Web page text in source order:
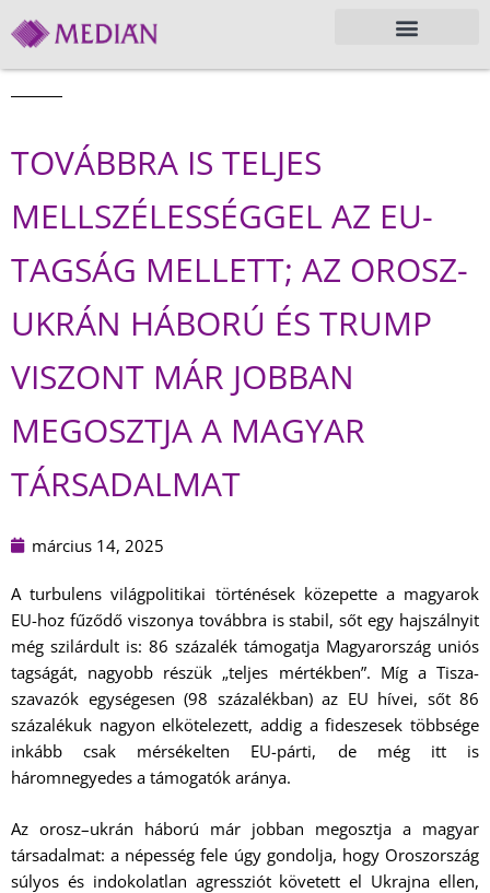
TOVÁBBRA IS TELJES
MELLSZÉLESSÉGGEL AZ EU-
TAGSÁG MELLETT; AZ OROSZ-
UKRÁN HÁBORÚ ÉS TRUMP
VISZONT MÁR JOBBAN
MEGOSZTJA A MAGYAR
TÁRSADALMAT
március 14, 2025
A turbulens világpolitikai történések közepette a magyarok
EU-hoz fűződő viszonya továbbra is stabil, sőt egy hajszálnyit
még szilárdult is: 86 százalék támogatja Magyarország uniós
tagságát, nagyobb részük „teljes mértékben”. Míg a Tisza-
szavazók egységesen (98 százalékban) az EU hívei, sőt 86
százalékuk nagyon elkötelezett, addig a fideszesek többsége
inkább csak mérsékelten EU-párti, de még itt is
háromnegyedes a támogatók aránya.
Az orosz–ukrán háború már jobban megosztja a magyar
társadalmat: a népesség fele úgy gondolja, hogy Oroszország
súlyos és indokolatlan agressziót követett el Ukrajna ellen,